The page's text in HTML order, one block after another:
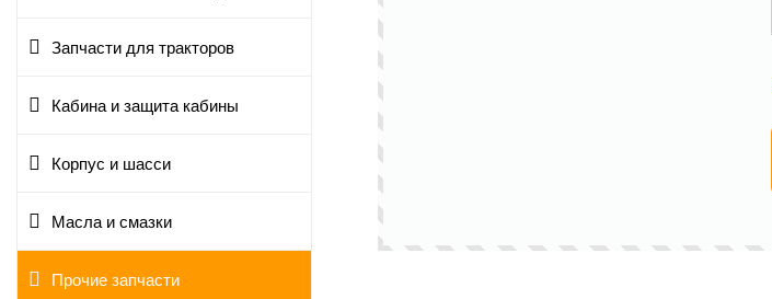
Запчасти для тракторов
Кабина и защита кабины
Корпус и шасси
Масла и смазки
Прочие запчасти